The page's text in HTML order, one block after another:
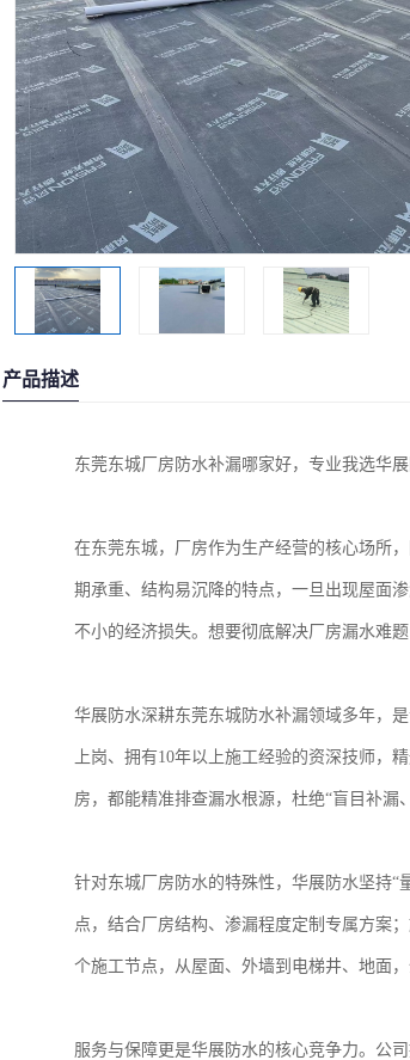
产品描述
东莞东城厂房防水补漏哪家好，专业我选华
在东莞东城，厂房作为生产经营的核心场所
期承重、结构易沉降的特点，一旦出现屋面
不小的经济损失。想要彻底解决厂房漏水难
华展防水深耕东莞东城防水补漏领域多年，
上岗、拥有10年以上施工经验的资深技师，
房，都能精准排查漏水根源，杜绝“盲目补漏
针对东城厂房防水的特殊性，华展防水坚持
点，结合厂房结构、渗漏程度定制专属方案
个施工节点，从屋面、外墙到电梯井、地面
服务与保障更是华展防水的核心竞争力。公